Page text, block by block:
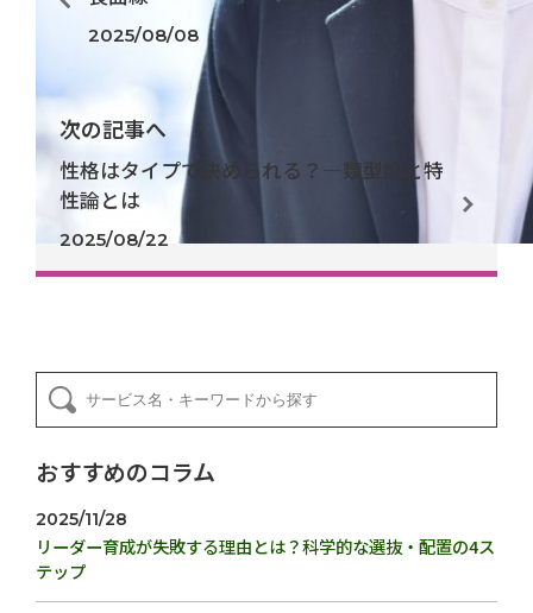
2025/08/08
次の記事へ
性格はタイプで決められる？―類型論と特
性論とは
2025/08/22
おすすめのコラム
2025/11/28
リーダー育成が失敗する理由とは？科学的な選抜・配置の4ス
テップ